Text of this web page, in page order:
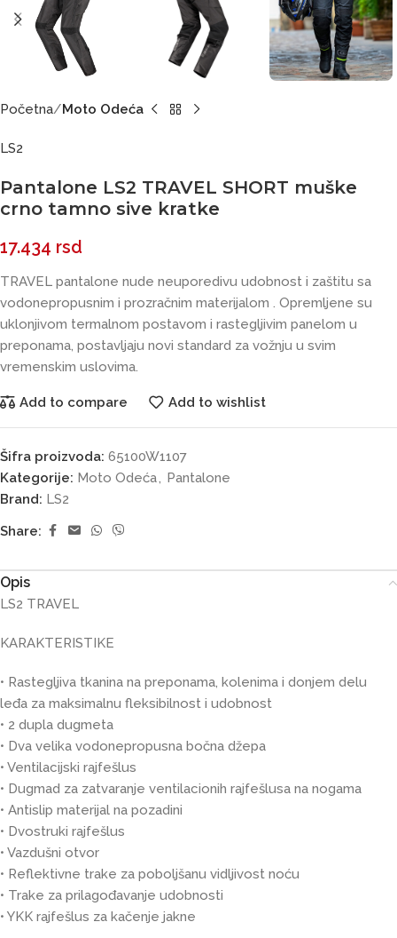
Početna Moto Odeća
LS2
Pantalone LS2 TRAVEL SHORT muške
crno tamno sive kratke
17.434 rsd
TRAVEL pantalone nude neuporedivu udobnost i zaštitu sa
vodonepropusnim i prozračnim materijalom . Opremljene su
uklonjivom termalnom postavom i rastegljivim panelom u
preponama, postavljaju novi standard za vožnju u svim
vremenskim uslovima.
Add to compare Add to wishlist
Šifra proizvoda: 65100W1107
Kategorije: Moto Odeća, Pantalone
Brand: LS2
Share:
Opis
LS2 TRAVEL
KARAKTERISTIKE
• Rastegljiva tkanina na preponama, kolenima i donjem delu
leđa za maksimalnu fleksibilnost i udobnost
• 2 dupla dugmeta
• Dva velika vodonepropusna bočna džepa
• Ventilacijski rajfešlus
• Dugmad za zatvaranje ventilacionih rajfešlusa na nogama
• Antislip materijal na pozadini
• Dvostruki rajfešlus
• Vazdušni otvor
• Reflektivne trake za poboljšanu vidljivost noću
• Trake za prilagođavanje udobnosti
• YKK rajfešlus za kačenje jakne